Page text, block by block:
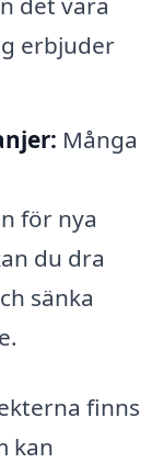
erbjuder
Många
för nya
du dra
sänka
finns
kan